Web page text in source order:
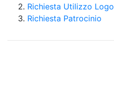
Richiesta Utilizzo Logo
Richiesta Patrocinio